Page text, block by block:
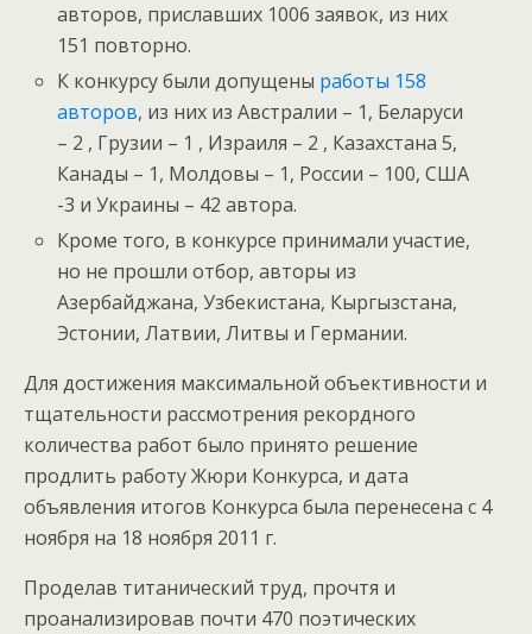
авторов, приславших 1006 заявок, из них
151 повторно.
К конкурсу были допущены работы 158
авторов, из них из Австралии – 1, Беларуси
– 2 , Грузии – 1 , Израиля – 2 , Казахстана 5,
Канады – 1, Молдовы – 1, России – 100, США
-3 и Украины – 42 автора.
Кроме того, в конкурсе принимали участие,
но не прошли отбор, авторы из
Азербайджана, Узбекистана, Кыргызстана,
Эстонии, Латвии, Литвы и Германии.
Для достижения максимальной объективности и
тщательности рассмотрения рекордного
количества работ было принято решение
продлить работу Жюри Конкурса, и дата
объявления итогов Конкурса была перенесена с 4
ноября на 18 ноября 2011 г.
Проделав титанический труд, прочтя и
проанализировав почти 470 поэтических